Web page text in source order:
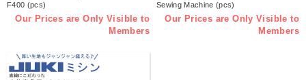
F400 (pcs)
Our Prices are Only Visible to
Members
Sewing Machine (pcs)
Our Prices are Only Visible to
Members